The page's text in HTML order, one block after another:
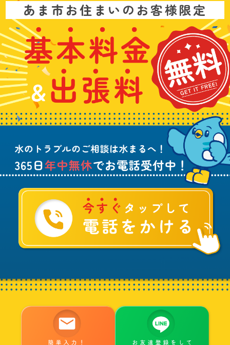
合
わ
せ
は
こ
ち
ら
あま市お住まいのお客様限定
本
料
金
&
出
張
料
無
料
漏
れ
や
詰
ま
り
、
水
の
ラ
ブ
6
日
年
中
無
休
で
お
話
受